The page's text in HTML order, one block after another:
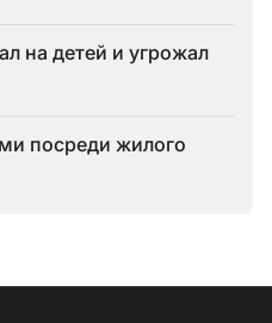
на детей и угрожал
посреди жилого